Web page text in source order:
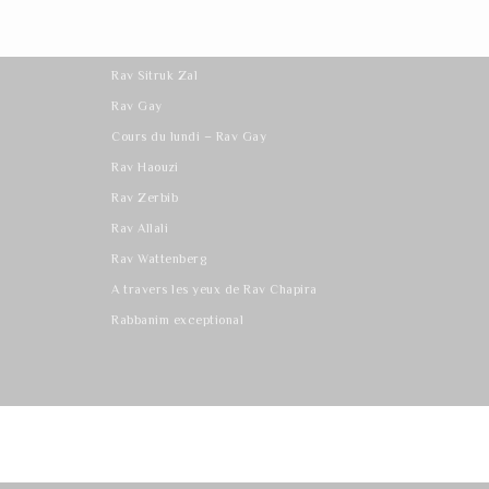
Rav Sitruk Zal
Rav Gay
Cours du lundi – Rav Gay
Rav Haouzi
Rav Zerbib
Rav Allali
Rav Wattenberg
A travers les yeux de Rav Chapira
Rabbanim exceptional